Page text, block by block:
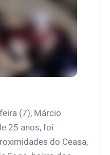
(7), Márcio
25 anos, foi
do Ceasa,